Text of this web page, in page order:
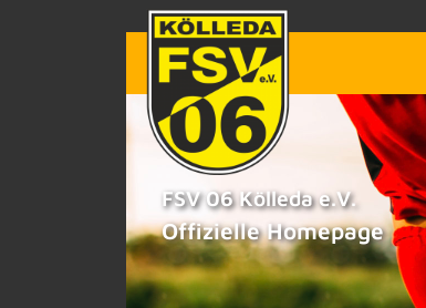
FSV 06 Kölleda e.V.
Offizielle Homepage